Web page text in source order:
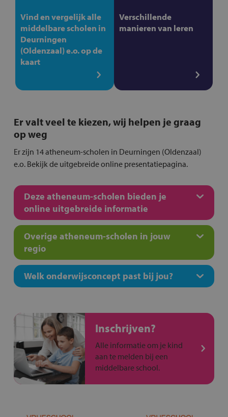
Vind en vergelijk alle
middelbare scholen in
Deurningen
(Oldenzaal) e.o. op de
kaart
Verschillende
manieren van leren
Er valt veel te kiezen, wij helpen je graag
op weg
Er zijn 14 atheneum-scholen in Deurningen (Oldenzaal)
e.o. Bekijk de uitgebreide online presentatiepagina.
Deze atheneum-scholen bieden je
online uitgebreide informatie
Overige atheneum-scholen in jouw
regio
Welk onderwijsconcept past bij jou?
Inschrijven?
Alle informatie om je kind
aan te melden bij een
middelbare school.